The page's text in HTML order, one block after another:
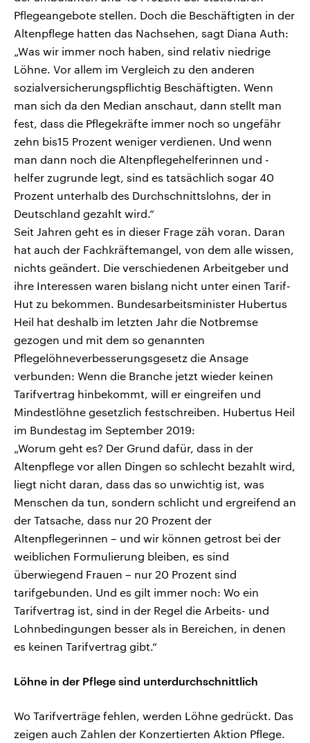
Pflegeangebote stellen. Doch die Beschäftigten in der
Altenpflege hatten das Nachsehen, sagt Diana Auth:
„Was wir immer noch haben, sind relativ niedrige
Löhne. Vor allem im Vergleich zu den anderen
sozialversicherungspflichtig Beschäftigten. Wenn
man sich da den Median anschaut, dann stellt man
fest, dass die Pflegekräfte immer noch so ungefähr
zehn bis15 Prozent weniger verdienen. Und wenn
man dann noch die Altenpflegehelferinnen und -
helfer zugrunde legt, sind es tatsächlich sogar 40
Prozent unterhalb des Durchschnittslohns, der in
Deutschland gezahlt wird.“
Seit Jahren geht es in dieser Frage zäh voran. Daran
hat auch der Fachkräftemangel, von dem alle wissen,
nichts geändert. Die verschiedenen Arbeitgeber und
ihre Interessen waren bislang nicht unter einen Tarif-
Hut zu bekommen. Bundesarbeitsminister Hubertus
Heil hat deshalb im letzten Jahr die Notbremse
gezogen und mit dem so genannten
Pflegelöhneverbesserungsgesetz die Ansage
verbunden: Wenn die Branche jetzt wieder keinen
Tarifvertrag hinbekommt, will er eingreifen und
Mindestlöhne gesetzlich festschreiben. Hubertus Heil
im Bundestag im September 2019:
„Worum geht es? Der Grund dafür, dass in der
Altenpflege vor allen Dingen so schlecht bezahlt wird,
liegt nicht daran, dass das so unwichtig ist, was
Menschen da tun, sondern schlicht und ergreifend an
der Tatsache, dass nur 20 Prozent der
Altenpflegerinnen – und wir können getrost bei der
weiblichen Formulierung bleiben, es sind
überwiegend Frauen – nur 20 Prozent sind
tarifgebunden. Und es gilt immer noch: Wo ein
Tarifvertrag ist, sind in der Regel die Arbeits- und
Lohnbedingungen besser als in Bereichen, in denen
es keinen Tarifvertrag gibt.“
Löhne in der Pflege sind unterdurchschnittlich
Wo Tarifverträge fehlen, werden Löhne gedrückt. Das
zeigen auch Zahlen der Konzertierten Aktion Pflege.